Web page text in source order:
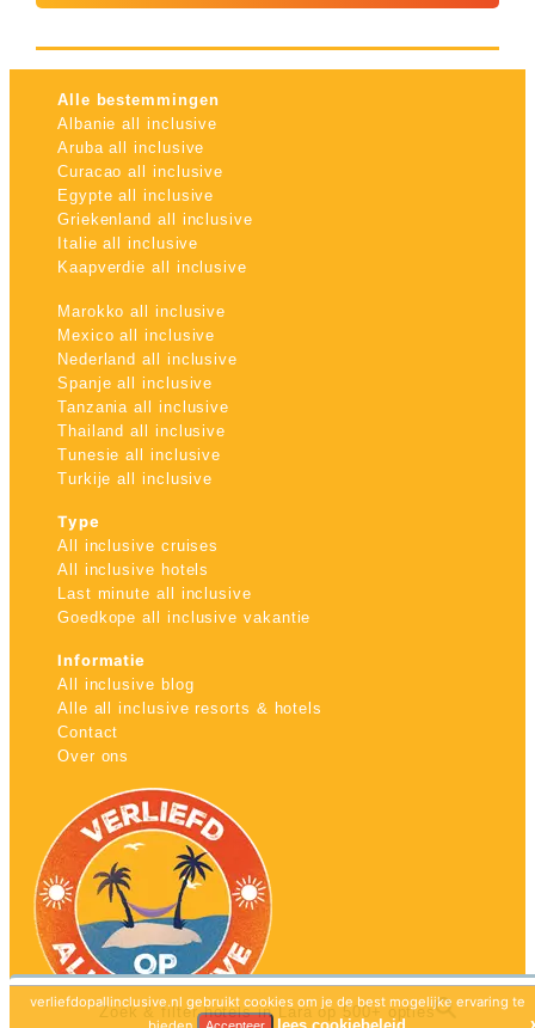
Zoek & filter hotels in Lara op 500+ opties
Alle bestemmingen
Albanie all inclusive
Aruba all inclusive
Curacao all inclusive
Egypte all inclusive
Griekenland all inclusive
Italie all inclusive
Kaapverdie all inclusive
Marokko all inclusive
Mexico all inclusive
Nederland all inclusive
Spanje all inclusive
Tanzania all inclusive
Thailand all inclusive
Tunesie all inclusive
Turkije all inclusive
Type
All inclusive cruises
All inclusive hotels
Last minute all inclusive
Goedkope all inclusive vakantie
Informatie
All inclusive blog
Alle all inclusive resorts & hotels
Contact
Over ons
verliefdopallinclusive.nl gebruikt cookies om je de best mogelijke ervaring te